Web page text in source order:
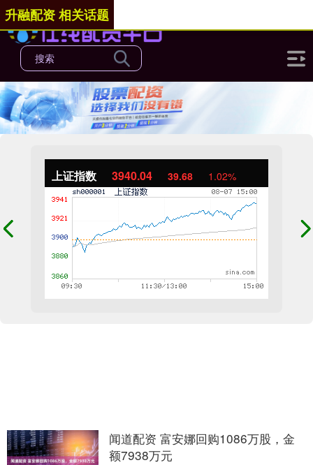
上证指数 3940.04 39.68 1.02%
升融配资 相关话题
闻道配资 富安娜回购1086万股，金
额7938万元